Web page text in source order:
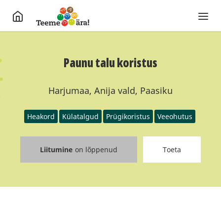
Paunu talu koristus
Harjumaa, Anija vald, Paasiku
Heakord Külatalgud Prügikoristus Veeohutus
Liitumine on lõppenud Toeta